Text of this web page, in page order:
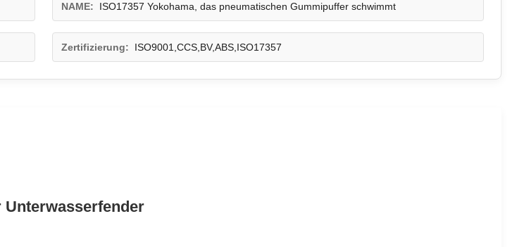
NAME: ISO17357 Yokohama, das pneumatischen Gummipuffer schwimmt
Zertifizierung: ISO9001,CCS,BV,ABS,ISO17357